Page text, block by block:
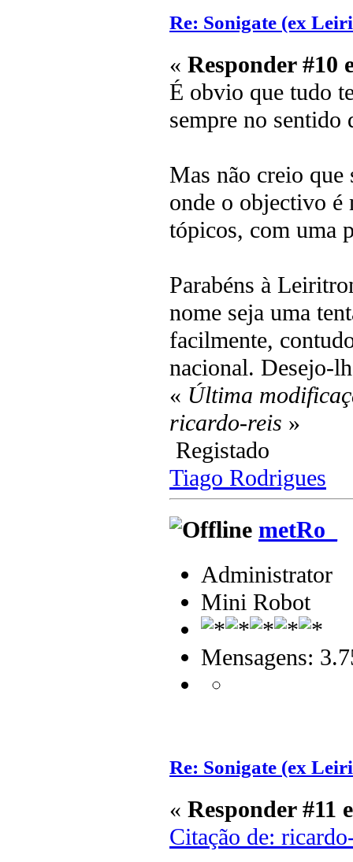
Re: Sonigate (ex
« Responder #10
É obvio que tudo
sempre no sentido
Mas não creio que
onde o objectivo é
tópicos, com uma
Parabéns à
nome seja uma
facilmente,
nacional. Desejo-
« Última
ricardo-reis »
Registado
Tiago Rodrigues
metRo_
Administrator
Mini Robot
Mensagens:
Re: Sonigate (ex
« Responder #11
Citação de: